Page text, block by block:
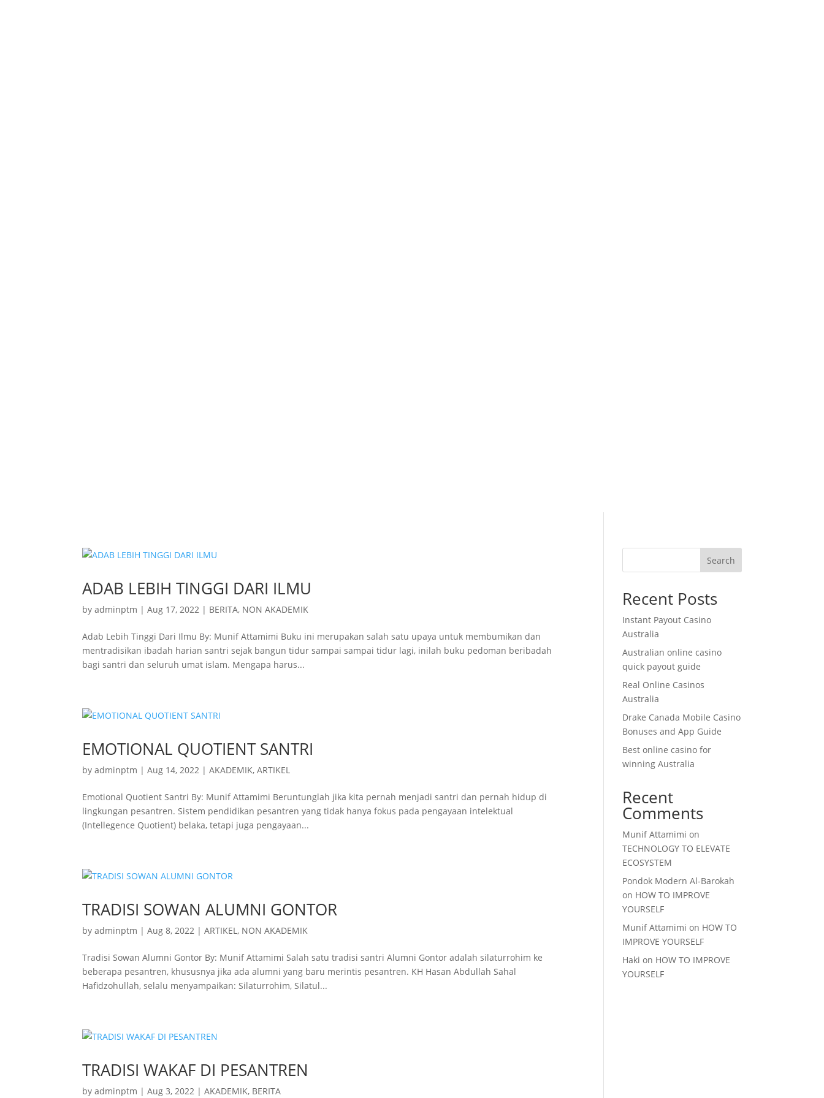
ADAB LEBIH TINGGI DARI ILMU
byadminptm |Aug 17, 2022 | BERITA, NON AKADEMIK
Adab Lebih Tinggi Dari Ilmu By: Munif Attamimi Buku ini merupakan salah satu upaya untuk membumikan dan
mentradisikan ibadah harian santri sejak bangun tidur sampai sampai tidur lagi, inilah buku pedoman beribadah
bagi santri dan seluruh umat islam. Mengapa harus...
EMOTIONAL QUOTIENT SANTRI
byadminptm |Aug 14, 2022 |AKADEMIK,ARTIKEL
Emotional Quotient Santri By: Munif Attamimi Beruntunglah jika kita pernah menjadi santri dan pernah hidup di
lingkungan pesantren. Sistem pendidikan pesantren yang tidak hanya fokus pada pengayaan intelektual
(Intellegence Quotient) belaka, tetapi juga pengayaan...
TRADISI SOWAN ALUMNI GONTOR
byadminptm |Aug 8, 2022 |ARTIKEL, NON AKADEMIK
Tradisi Sowan Alumni Gontor By: Munif Attamimi Salah satu tradisi santri Alumni Gontor adalah silaturrohim ke
beberapa pesantren, khususnya jika ada alumni yang baru merintis pesantren. KH Hasan Abdullah Sahal
Hafidzohullah, selalu menyampaikan: Silaturrohim, Silatul...
TRADISI WAKAF DI PESANTREN
byadminptm |Aug 3, 2022 |AKADEMIK, BERITA
Search
Recent Posts
Instant Payout Casino
Australia
Australian online casino
quick payout guide
Real Online Casinos
Australia
Drake Canada Mobile Casino
Bonuses and App Guide
Best online casino for
winning Australia
Recent
Comments
Munif Attamimi on
TECHNOLOGY TO ELEVATE
ECOSYSTEM
Pondok Modern Al-Barokah
on HOW TO IMPROVE
YOURSELF
Munif Attamimi on HOW TO
IMPROVE YOURSELF
Haki on HOW TO IMPROVE
YOURSELF